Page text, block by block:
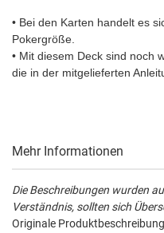
• Bei den Karten handelt es
Pokergröße.
• Mit diesem Deck sind noch
die in der mitgelieferten
Mehr Informationen
Die Beschreibungen wurden
Verständnis, sollten sich
Originale